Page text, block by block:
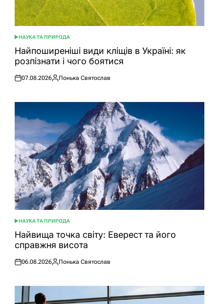
ОПУБЛІКУВАТИ
У
НАУКА ТА ПРИРОДА
Найпоширеніші види кліщів в Україні: як
розпізнати і чого боятися
Оприлюднено
07.08.2026
Опубліковано
Понька Святослав
ОПУБЛІКУВАТИ
У
НАУКА ТА ПРИРОДА
Найвища точка світу: Еверест та його
справжня висота
Оприлюднено
06.08.2026
Опубліковано
Понька Святослав